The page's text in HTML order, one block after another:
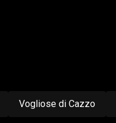
Vogliose di Cazzo